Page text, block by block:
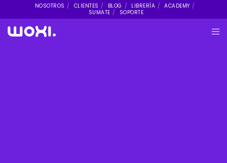
NOSOTROS CLIENTES BLOG LIBRERÍA
ACADEMY
SUMATE
SOPORTE